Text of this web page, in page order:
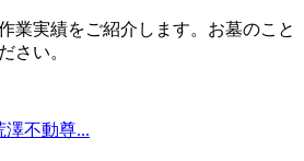
業実績をご紹介します。お墓のこと
さい。
澤不動尊...